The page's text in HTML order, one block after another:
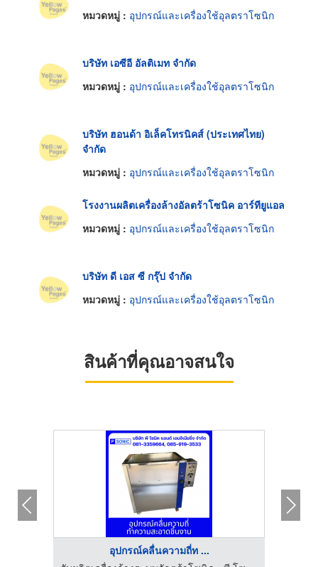
หมวดหมู่ : อุปกรณ์และเครื่องใช้อุลตราโซนิก
บริษัท เอซีอี อัลติเมท จำกัด
หมวดหมู่ : อุปกรณ์และเครื่องใช้อุลตราโซนิก
บริษัท ฮอนด้า อิเล็คโทรนิคส์ (ประเทศไทย)
จำกัด
หมวดหมู่ : อุปกรณ์และเครื่องใช้อุลตราโซนิก
โรงงานผลิตเครื่องล้างอัลตร้าโซนิค อาร์ทียูแอล
หมวดหมู่ : อุปกรณ์และเครื่องใช้อุลตราโซนิก
บริษัท ดี เอส ซี กรุ๊ป จำกัด
หมวดหมู่ : อุปกรณ์และเครื่องใช้อุลตราโซนิก
สินค้าที่คุณอาจสนใจ
อุปกรณ์คลื่นความถี่ท ...